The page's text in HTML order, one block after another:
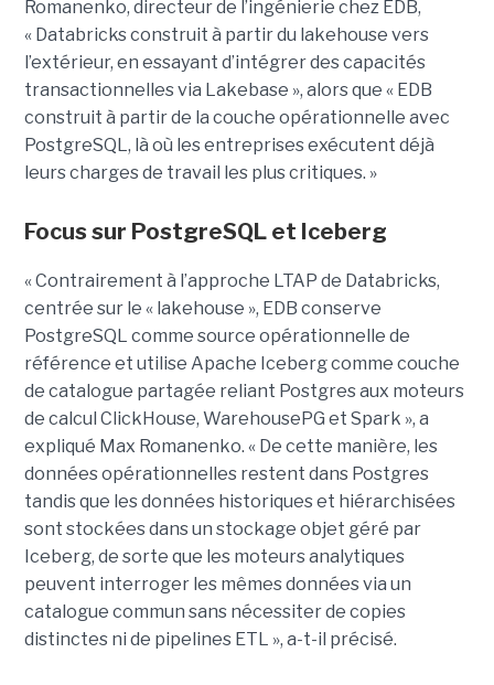
Romanenko, directeur de l’ingénierie chez EDB,
« Databricks construit à partir du lakehouse vers
l’extérieur, en essayant d’intégrer des capacités
transactionnelles via Lakebase », alors que « EDB
construit à partir de la couche opérationnelle avec
PostgreSQL, là où les entreprises exécutent déjà
leurs charges de travail les plus critiques. »
Focus sur PostgreSQL et Iceberg
« Contrairement à l’approche LTAP de Databricks,
centrée sur le « lakehouse », EDB conserve
PostgreSQL comme source opérationnelle de
référence et utilise Apache Iceberg comme couche
de catalogue partagée reliant Postgres aux moteurs
de calcul ClickHouse, WarehousePG et Spark », a
expliqué Max Romanenko. « De cette manière, les
données opérationnelles restent dans Postgres
tandis que les données historiques et hiérarchisées
sont stockées dans un stockage objet géré par
Iceberg, de sorte que les moteurs analytiques
peuvent interroger les mêmes données via un
catalogue commun sans nécessiter de copies
distinctes ni de pipelines ETL », a-t-il précisé.